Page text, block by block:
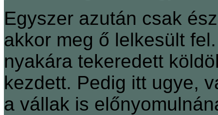
Egyszer azután csak
akkor meg ő lelkesült
nyakára tekeredett
kezdett. Pedig itt ugye,
a vállak is